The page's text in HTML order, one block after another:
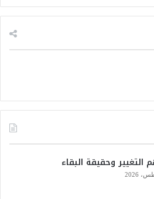
التغيير وحقيقة البقاء